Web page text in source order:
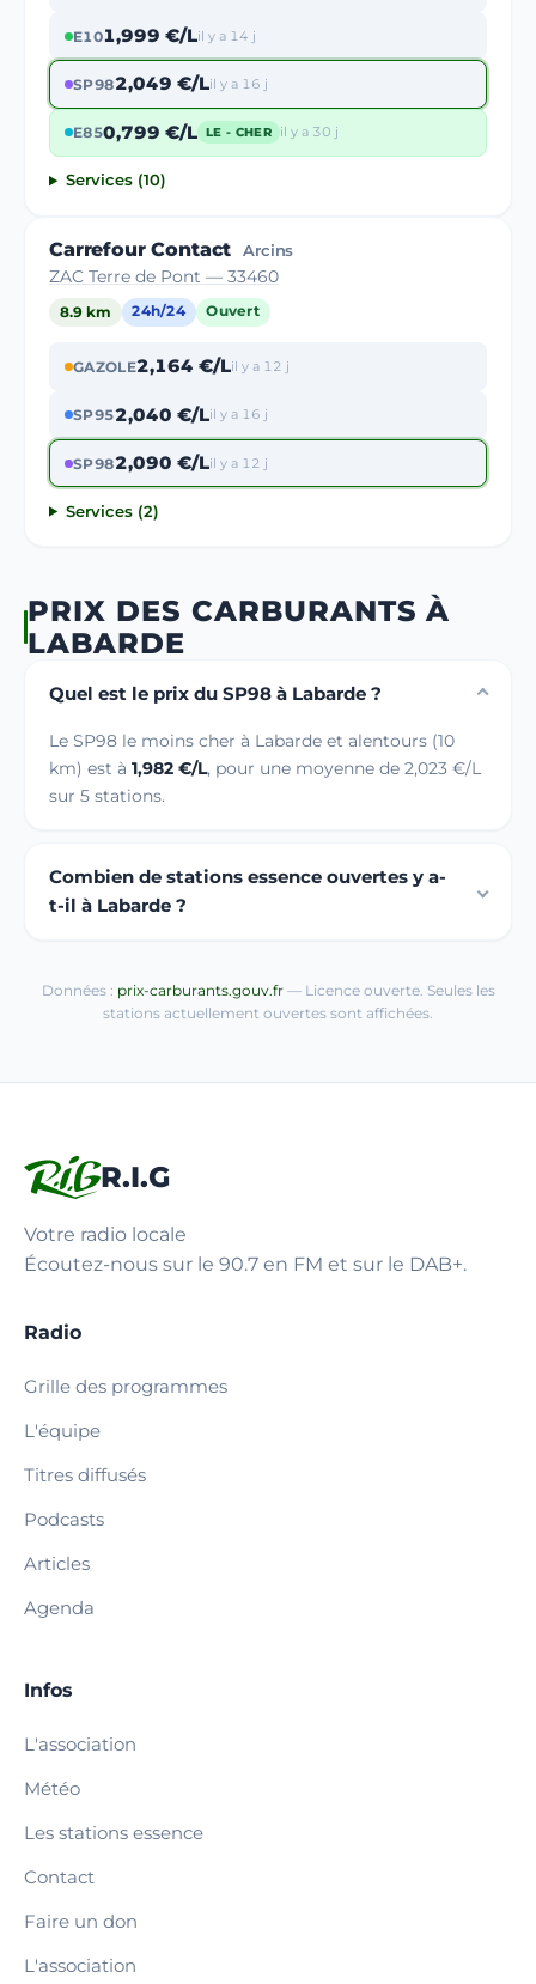
E101,999 €/Lil y a 14 j
SP982,049 €/Lil y a 16 j
E850,799 €/L LE - CHER il y a 30 j
Services (10)
Carrefour Contact Arcins
ZAC Terre de Pont — 33460
8.9 km 24h/24 Ouvert
GAZOLE2,164 €/Lil y a 12 j
SP952,040 €/Lil y a 16 j
SP982,090 €/Lil y a 12 j
Services (2)
PRIX DES CARBURANTS À
LABARDE
Quel est le prix du SP98 à Labarde ?
Le SP98 le moins cher à Labarde et alentours (10
km) est à 1,982 €/L, pour une moyenne de 2,023 €/L
sur 5 stations.
Combien de stations essence ouvertes y a-
t-il à Labarde ?
Données : prix-carburants.gouv.fr— Licence ouverte. Seules les
stations actuellement ouvertes sont affichées.
R.I.G
Votre radio locale
Écoutez-nous sur le 90.7 en FM et sur le DAB+.
Radio
Grille des programmes
L'équipe
Titres diffusés
Podcasts
Articles
Agenda
Infos
L'association
Météo
Les stations essence
Contact
Faire un don
L'association